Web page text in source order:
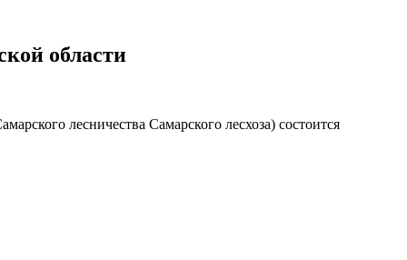
области
лесничества Самарского лесхоза) состоится